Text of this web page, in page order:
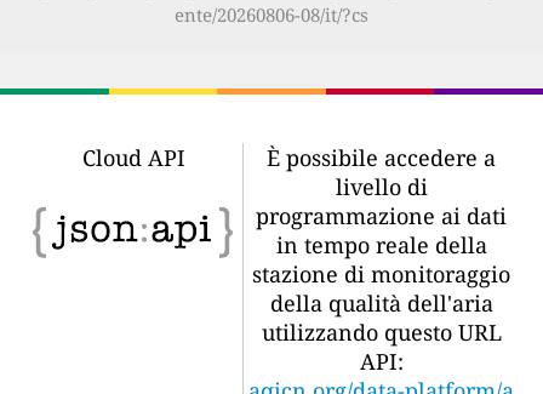
ente/20260806-08/it/?cs
Cloud API
È possibile accedere a
livello di
programmazione ai dati
in tempo reale della
stazione di monitoraggio
della qualità dell'aria
utilizzando questo URL
API: